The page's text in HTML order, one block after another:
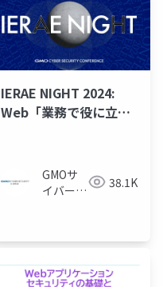
IERAE NIGHT 2024:
Web「業務で役に立っ
GMOサ
イバーセ
エラエ株
38.1K